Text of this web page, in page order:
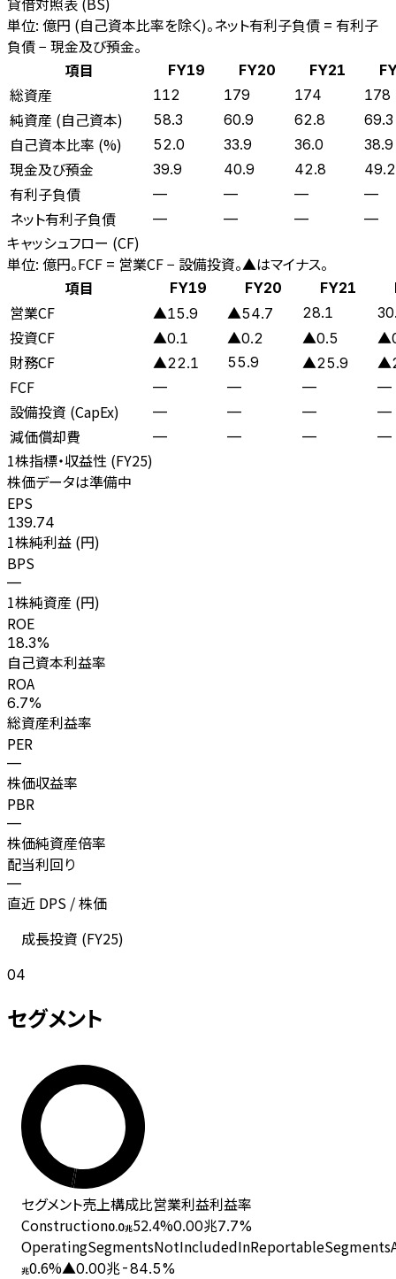
単位: 億円 (自己資本比率を除く)。ネット有利子負債 = 有利子
負債 − 現金及び預金。
項目
FY19 FY20 FY21
総資産 112 179 174 178
純資産 (自己資本) 58.3 60.9 62.8 69.3
自己資本比率 (%) 52.0 33.9 36.0 38.9
現金及び預金 39.9 40.9 42.8 49.2
有利子負債 — — — —
ネット有利子負債 — — — —
キャッシュフロー (CF)
単位: 億円。FCF = 営業CF − 設備投資。▲はマイナス。
項目
FY19 FY20 FY21
営業CF ▲15.9 ▲54.7 28.1
投資CF ▲0.1 ▲0.2 ▲0.5
財務CF ▲22.1 55.9 ▲25.9
FCF — — — —
設備投資 (CapEx) — — — —
減価償却費 — — — —
1株指標・収益性 (FY25)
株価データは準備中
EPS
139.74
1株純利益 (円)
BPS
—
1株純資産 (円)
ROE
18.3%
自己資本利益率
ROA
6.7%
総資産利益率
PER
—
株価収益率
PBR
—
株価純資産倍率
配当利回り
—
直近 DPS / 株価
成長投資 (FY25)
04
セグメント
セグメント売上構成比営業利益利益率
Construction0.0兆52.4%0.00兆7.7%
兆0.6%▲0.00兆-84.5%